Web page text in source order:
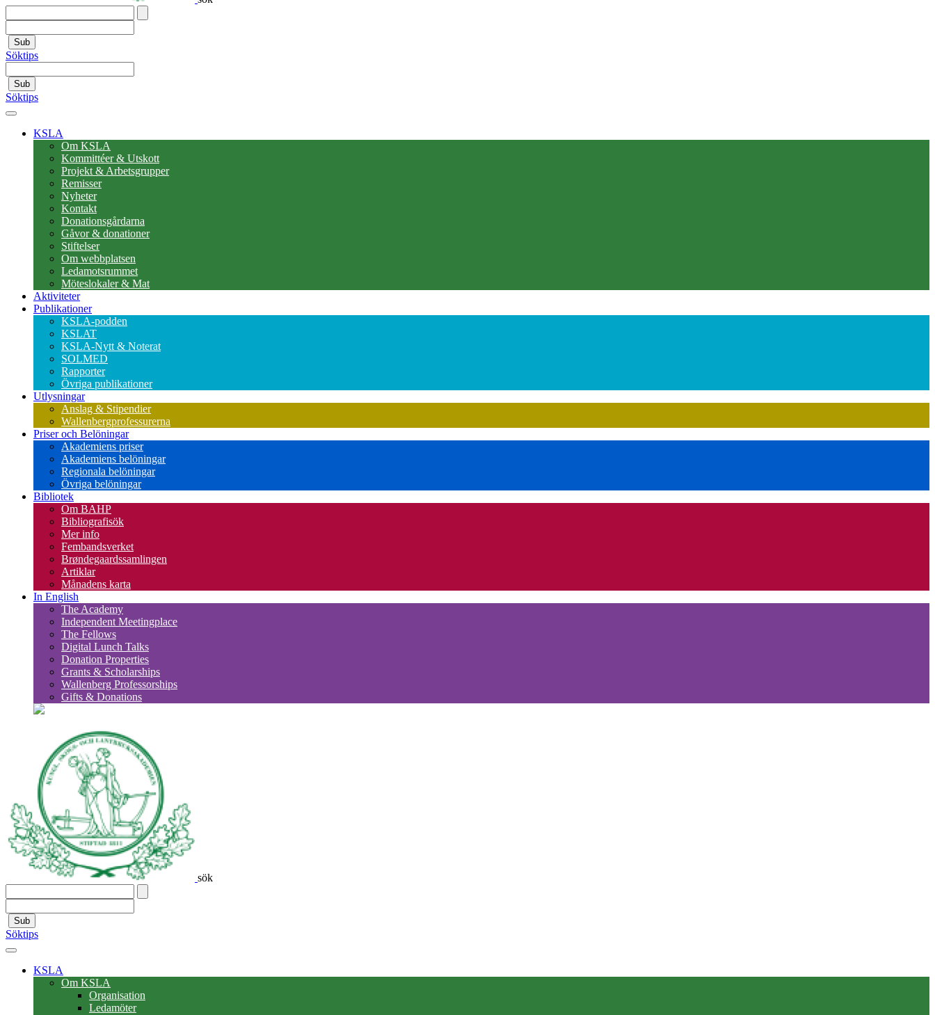
Sub
Söktips
Sub
Söktips
KSLA
Om KSLA
Kommittéer & Utskott
Projekt & Arbetsgrupper
Remisser
Nyheter
Kontakt
Donationsgårdarna
Gåvor & donationer
Stiftelser
Om webbplatsen
Ledamotsrummet
Möteslokaler & Mat
Aktiviteter
Publikationer
KSLA-podden
KSLAT
KSLA-Nytt & Noterat
SOLMED
Rapporter
Övriga publikationer
Utlysningar
Anslag & Stipendier
Wallenbergprofessurerna
Priser och Belöningar
Akademiens priser
Akademiens belöningar
Regionala belöningar
Övriga belöningar
Bibliotek
Om BAHP
Bibliografisök
Mer info
Fembandsverket
Brøndegaardssamlingen
Artiklar
Månadens karta
In English
The Academy
Independent Meetingplace
The Fellows
Digital Lunch Talks
Donation Properties
Grants & Scholarships
Wallenberg Professorships
Gifts & Donations
sök
Sub
Söktips
KSLA
Om KSLA
Organisation
Ledamöter